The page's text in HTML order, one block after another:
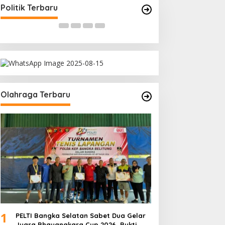
Politik Terbaru
Bagikan Takjil
Di Bangka Selatan, Politik
Olahraga Terbaru
1
PELTI Bangka Selatan Sabet Dua Gelar